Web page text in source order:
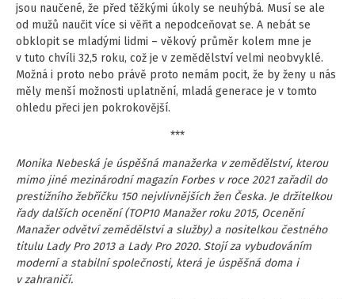
jsou naučené, že před těžkými úkoly se neuhýbá. Musí se ale
od mužů naučit více si věřit a nepodceňovat se. A nebát se
obklopit se mladými lidmi – věkový průměr kolem mne je
v tuto chvíli 32,5 roku, což je v zemědělství velmi neobvyklé.
Možná i proto nebo právě proto nemám pocit, že by ženy u nás
měly menší možnosti uplatnění, mladá generace je v tomto
ohledu přeci jen pokrokovější.
***
Monika Nebeská je úspěšná manažerka v zemědělství, kterou
mimo jiné mezinárodní magazín Forbes v roce 2021 zařadil do
prestižního žebříčku 150 nejvlivnějších žen Česka. Je držitelkou
řady dalších ocenění (TOP10 Manažer roku 2015, Ocenění
Manažer odvětví zemědělství a služby) a nositelkou čestného
titulu Lady Pro 2013 a Lady Pro 2020. Stojí za vybudováním
moderní a stabilní společnosti, která je úspěšná doma i
v zahraničí.